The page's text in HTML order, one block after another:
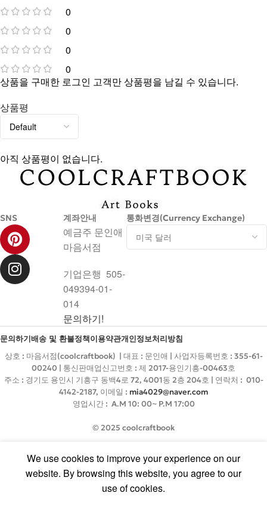
0
0
0
0
상품평
아직 상품평이 없습니다.
상품을 구매한 로그인 고객만 상품평을 남길 수 있습니다.
SNS 계좌안내
예금주 문인애
마음서점
기업은행 505-
049394-01-
014
문의하기!
통화변경(Currency Exchange)
문의하기배송 및 환불정책이용약관개인정보처리방침
상호 : 마음서점(coolcraftbook) | 대표 : 문인애 | 사업자등록번호 : 355-61-
00240 | 통신판매업신고번호 : 제 2017-용인기흥-00463호
주소 : 경기도 용인시 기흥구 동백4로 72, 4001동 2층 204호 | 연락처 : 010-
4142-2187, 이메일 : mia4029@naver.com
영업시간 : A.M 10: 00~ P.M 17:00
© 2025 coolcraftbook
We use cookies to improve your experience on our
website. By browsing this website, you agree to our
use of cookies.